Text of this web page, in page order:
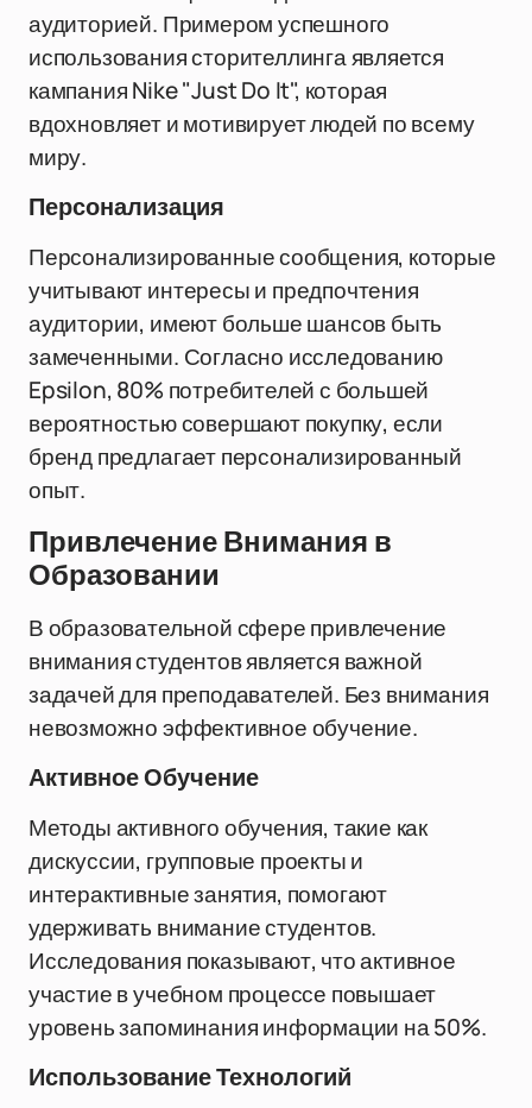
аудиторией. Примером успешного
использования сторителлинга является
кампания Nike "Just Do It", которая
вдохновляет и мотивирует людей по всему
миру.
Персонализация
Персонализированные сообщения, которые
учитывают интересы и предпочтения
аудитории, имеют больше шансов быть
замеченными. Согласно исследованию
Epsilon, 80% потребителей с большей
вероятностью совершают покупку, если
бренд предлагает персонализированный
опыт.
Привлечение Внимания в
Образовании
В образовательной сфере привлечение
внимания студентов является важной
задачей для преподавателей. Без внимания
невозможно эффективное обучение.
Активное Обучение
Методы активного обучения, такие как
дискуссии, групповые проекты и
интерактивные занятия, помогают
удерживать внимание студентов.
Исследования показывают, что активное
участие в учебном процессе повышает
уровень запоминания информации на 50%.
Использование Технологий